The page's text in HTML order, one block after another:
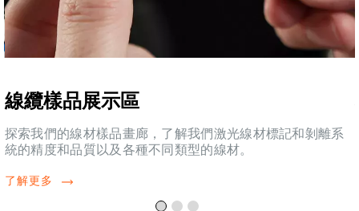
線纜樣品展示區
探索我們的線材樣品畫廊，了解我們激光線材標記和剝離系
統的精度和品質以及各種不同類型的線材。
了解更多